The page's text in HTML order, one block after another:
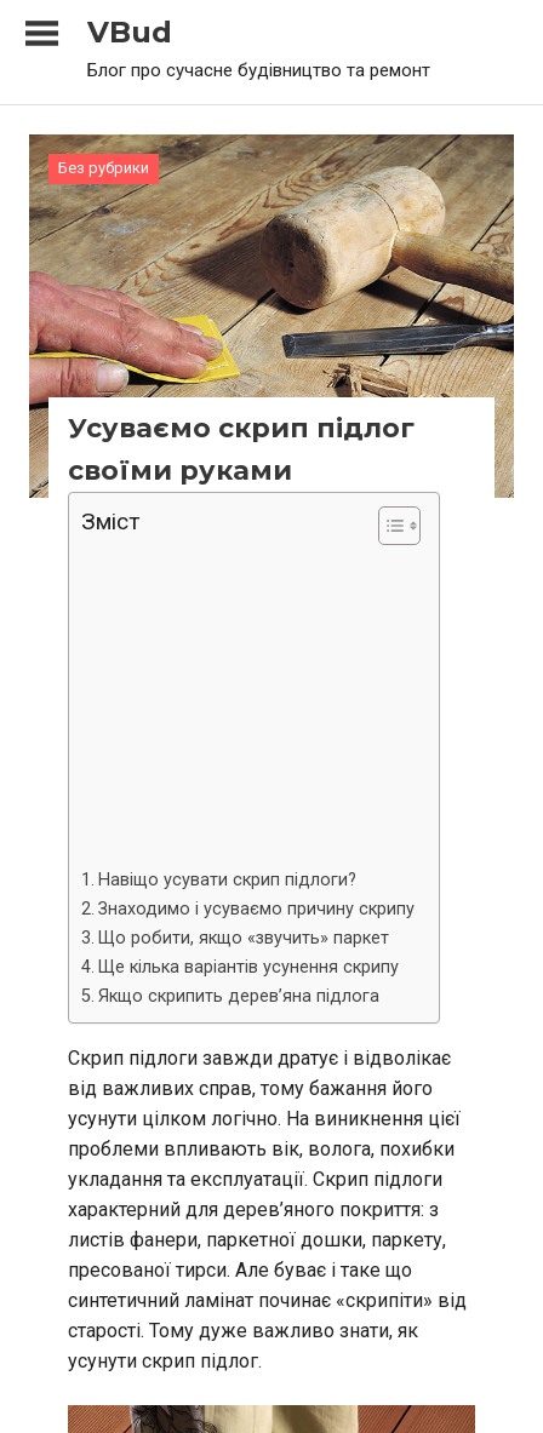
VBud
Блог про сучасне будівництво та ремонт
Без рубрики
Усуваємо скрип підлог
своїми руками
Зміст
Навіщо усувати скрип підлоги?
Знаходимо і усуваємо причину скрипу
Що робити, якщо «звучить» паркет
Ще кілька варіантів усунення скрипу
Якщо скрипить дерев’яна підлога
Скрип підлоги завжди дратує і відволікає
від важливих справ, тому бажання його
усунути цілком логічно. На виникнення цієї
проблеми впливають вік, волога, похибки
укладання та експлуатації. Скрип підлоги
характерний для дерев’яного покриття: з
листів фанери, паркетної дошки, паркету,
пресованої тирси. Але буває і таке що
синтетичний ламінат починає «скрипіти» від
старості. Тому дуже важливо знати, як
усунути скрип підлог.